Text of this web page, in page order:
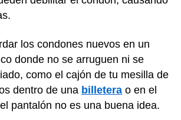
los condones nuevos en un
donde no se arruguen ni se
como el cajón de tu mesilla de
dentro de una billetera o en el
pantalón no es una buena idea.